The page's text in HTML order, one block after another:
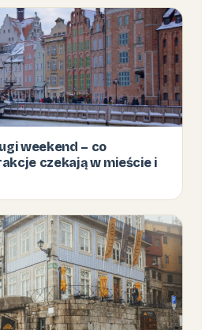
weekend – co
czekają w mieście i